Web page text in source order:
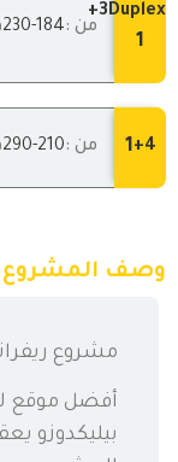
3Duplex+
1
من :184
-230
4+
1 من :210
-290
وصف المشروع
مشروع
أفضل موقع
بيليكدوزو